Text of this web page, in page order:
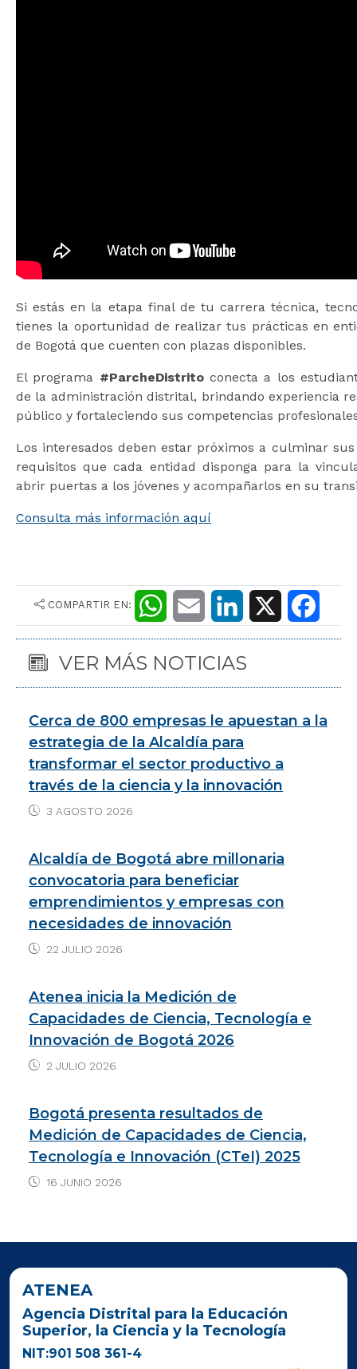
Si estás en la etapa final de tu carrera técnica,
tienes la oportunidad de realizar tus prácticas en
de Bogotá que cuenten con plazas disponibles.
El programa #ParcheDistritoconecta a los
de la administración distrital, brindando experiencia
público y fortaleciendo sus competencias
Los interesados deben estar próximos a culminar
requisitos que cada entidad disponga para la
abrir puertas a los jóvenes y acompañarlos en su
Consulta más información aquí
COMPARTIR EN:
h
a
A
m
a
i
n
d
a
VER MÁS NOTICIAS
Cerca de 800 empresas le apuestan a la
estrategia de la Alcaldía para
transformar el sector productivo a
través de la ciencia y la innovación
3 AGOSTO 2026
Alcaldía de Bogotá abre millonaria
convocatoria para beneficiar
emprendimientos y empresas con
necesidades de innovación
22 JULIO 2026
Atenea inicia la Medición de
Capacidades de Ciencia, Tecnología e
Innovación de Bogotá 2026
2 JULIO 2026
Bogotá presenta resultados de
Medición de Capacidades de Ciencia,
Tecnología e Innovación (CTeI) 2025
16 JUNIO 2026
ATENEA
Agencia Distrital para la Educación
Superior, la Ciencia y la Tecnología
NIT:901 508 361-4